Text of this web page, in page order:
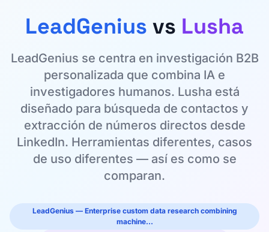
LeadGenius vs Lusha
LeadGenius se centra en investigación B2B
personalizada que combina IA e
investigadores humanos. Lusha está
diseñado para búsqueda de contactos y
extracción de números directos desde
LinkedIn. Herramientas diferentes, casos
de uso diferentes — así es como se
comparan.
LeadGenius — Enterprise custom data research combining
machine…